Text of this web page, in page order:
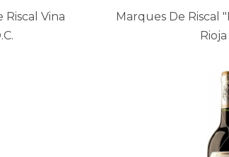
Vina
Marques De Riscal
Rioja